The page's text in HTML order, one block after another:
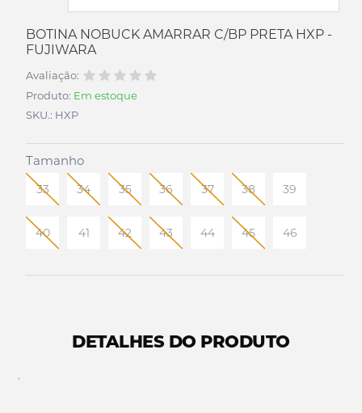
BOTINA NOBUCK AMARRAR C/BP PRETA HXP -
FUJIWARA
Avaliação:
Produto: Em estoque
SKU.: HXP
Tamanho
33 34 35 36 37 38 39
40 41 42 43 44 45 46
DETALHES DO PRODUTO
.